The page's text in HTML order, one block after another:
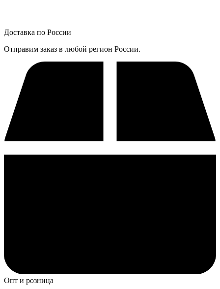
Доставка по России
Отправим заказ в любой регион России.
Опт и розница